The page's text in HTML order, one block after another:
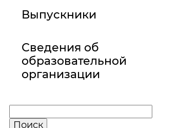
Выпускники
Сведения об
образовательной
организации